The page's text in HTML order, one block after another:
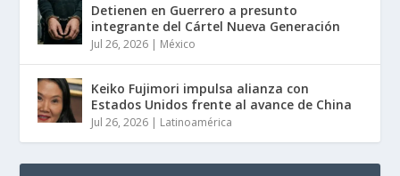
Detienen en Guerrero a presunto
integrante del Cártel Nueva Generación
Jul 26, 2026 | México
Keiko Fujimori impulsa alianza con
Estados Unidos frente al avance de China
Jul 26, 2026 | Latinoamérica